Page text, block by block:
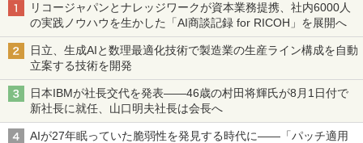
リコージャパンとナレッジワークが資本業務提携、社内6000人
の実践ノウハウを生かした「AI商談記録 for RICOH」を展開へ
日立、生成AIと数理最適化技術で製造業の生産ライン構成を自動
立案する技術を開発
日本IBMが社長交代を発表――46歳の村田将輝氏が8月1日付で
新社長に就任、山口明夫社長は会長へ
AIが27年眠っていた脆弱性を発見する時代に――「パッチ適用